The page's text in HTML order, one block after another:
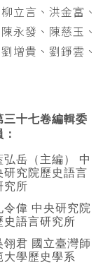
立言、洪金富
永發、陳慈玉
增貴、劉錚雲
三十七卷編輯委
：
弘岳（主編） 中
研究院歷史語言
究所
令偉 中央研究院
史語言研究所
翎君 國立臺灣師
大學歷史學系